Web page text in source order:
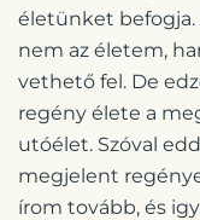
életünket befogja.
nem az életem,
vethető fel. De
regény élete a
utóélet. Szóval
megjelent
írom tovább, és